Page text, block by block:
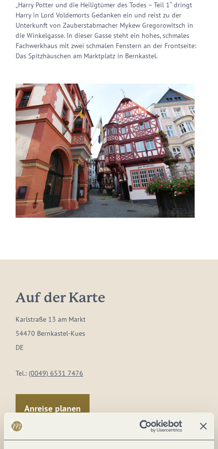
„Harry Potter und die Heiligtümer des Todes – Teil 1“ dringt
Harry in Lord Voldemorts Gedanken ein und reist zu der
Unterkunft von Zauberstabmacher Mykew Gregorowitsch in
die Winkelgasse. In dieser Gasse steht ein hohes, schmales
Fachwerkhaus mit zwei schmalen Fenstern an der Frontseite:
Das Spitzhäuschen am Marktplatz in Bernkastel.
Auf der Karte
Karlstraße 13 am Markt
54470 Bernkastel-Kues
DE
Tel.: (0049) 6531 7476
Anreise planen